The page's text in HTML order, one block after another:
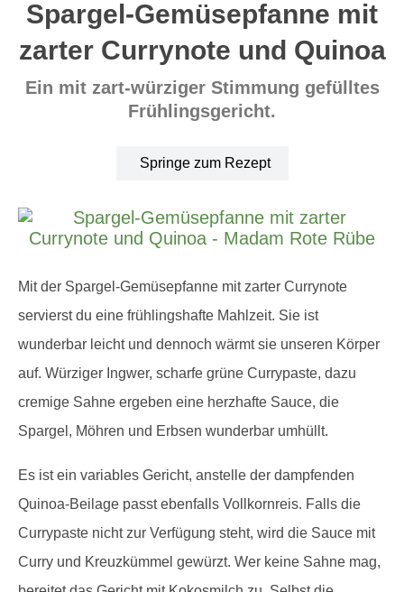
Spargel-Gemüsepfanne mit
zarter Currynote und Quinoa
Ein mit zart-würziger Stimmung gefülltes
Frühlingsgericht.
Springe zum Rezept
Mit der Spargel-Gemüsepfanne mit zarter Currynote
servierst du eine frühlingshafte Mahlzeit. Sie ist
wunderbar leicht und dennoch wärmt sie unseren Körper
auf. Würziger Ingwer, scharfe grüne Currypaste, dazu
cremige Sahne ergeben eine herzhafte Sauce, die
Spargel, Möhren und Erbsen wunderbar umhüllt.
Es ist ein variables Gericht, anstelle der dampfenden
Quinoa-Beilage passt ebenfalls Vollkornreis. Falls die
Currypaste nicht zur Verfügung steht, wird die Sauce mit
Curry und Kreuzkümmel gewürzt. Wer keine Sahne mag,